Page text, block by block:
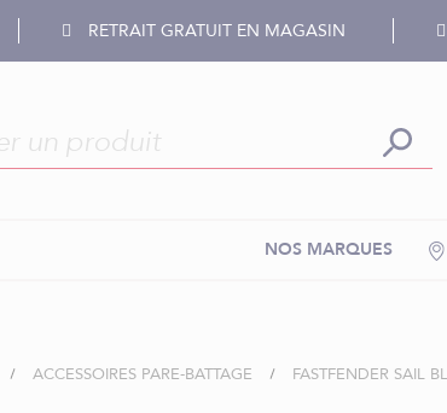
RETRAIT GRATUIT EN MAGASIN
NOS MARQUES
ACCESSOIRES PARE-BATTAGE FASTFENDER SAIL